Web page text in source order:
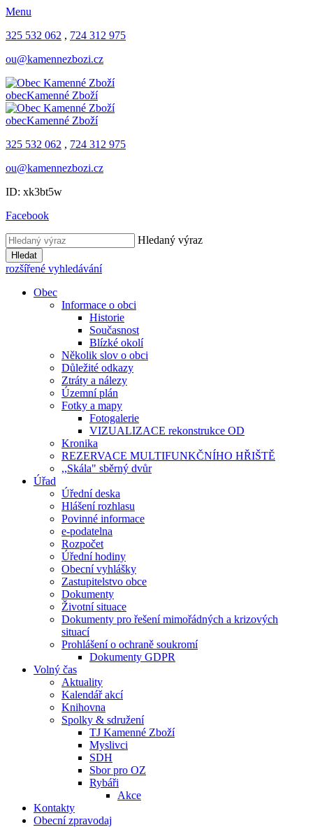
Menu
325 532 062 , 724 312 975
ou@kamennezbozi.cz
obecKamenné Zboží
obecKamenné Zboží
325 532 062 , 724 312 975
ou@kamennezbozi.cz
ID: xk3bt5w
Facebook
Hledaný výraz
Hledat
rozšířené vyhledávání
Obec
Informace o obci
Historie
Současnost
Blízké okolí
Několik slov o obci
Důležité odkazy
Ztráty a nálezy
Územní plán
Fotky a mapy
Fotogalerie
VIZUALIZACE rekonstrukce OD
Kronika
REZERVACE MULTIFUNKČNÍHO HŘIŠTĚ
,,Skála" sběrný dvůr
Úřad
Úřední deska
Hlášení rozhlasu
Povinné informace
e-podatelna
Rozpočet
Úřední hodiny
Obecní vyhlášky
Zastupitelstvo obce
Dokumenty
Životní situace
Dokumenty pro řešení mimořádných a krizových
situací
Prohlášení o ochraně soukromí
Dokumenty GDPR
Volný čas
Aktuality
Kalendář akcí
Knihovna
Spolky & sdružení
TJ Kamenné Zboží
Myslivci
SDH
Sbor pro OZ
Rybáři
Akce
Kontakty
Obecní zpravodaj